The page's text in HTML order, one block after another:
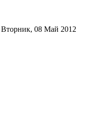
08 Май 2012